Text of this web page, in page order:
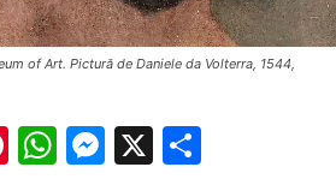
of Art. Pictură de Daniele da Volterra, 1544,
Pi W M X